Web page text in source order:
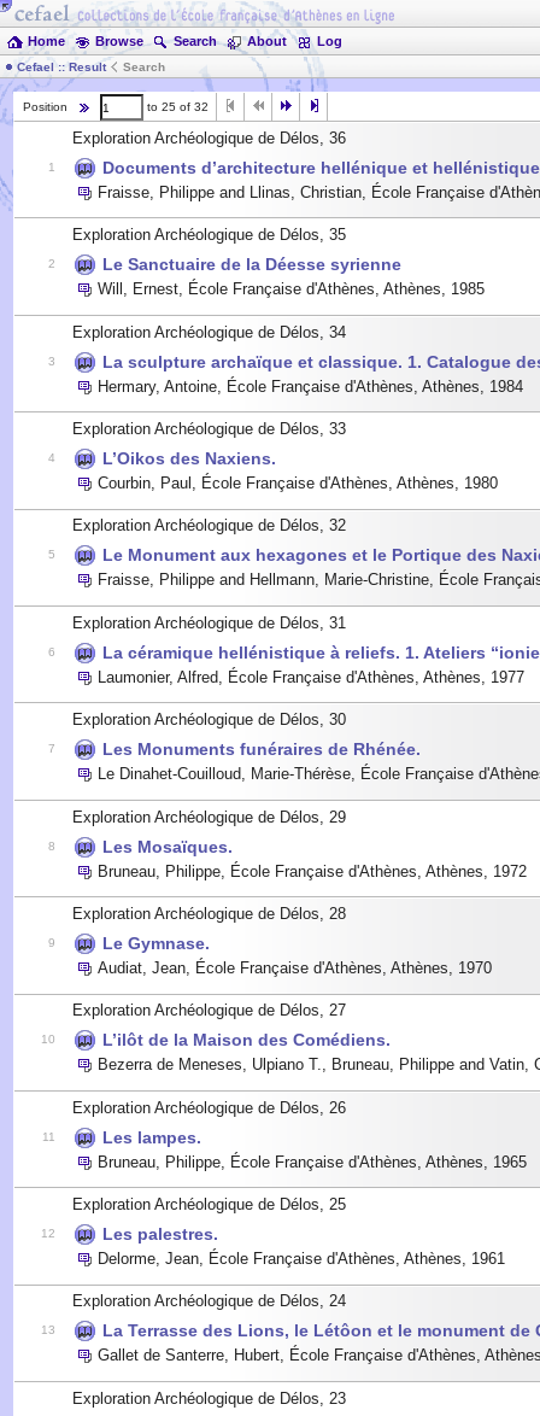
Home Browse Search About Log
Cefael :: Result Search
Position to 25 of 32
Exploration Archéologique de Délos, 36
1 Documents d’architecture hellénique et hellénistique
Fraisse, Philippe and Llinas, Christian École Française
Exploration Archéologique de Délos, 35
2 Le Sanctuaire de la Déesse syrienne
Will, Ernest, École Française d'Athènes, Athènes, 1985
Exploration Archéologique de Délos, 34
3 La sculpture archaïque et classique. 1. Catalogue
Hermary, Antoine École Française d'Athènes, Athènes 1984
Exploration Archéologique de Délos, 33
4 L’Oikos des Naxiens.
Courbin, Paul École Française d'Athènes, Athènes 1980
Exploration Archéologique de Délos, 32
5 Le Monument aux hexagones et le Portique des
Fraisse, Philippe and Hellmann, Marie-Christine, École
Exploration Archéologique de Délos, 31
6 La céramique hellénistique à reliefs. 1. Ateliers
Laumonier, Alfred École Française d'Athènes, Athènes 1977
Exploration Archéologique de Délos, 30
7 Les Monuments funéraires de Rhénée.
Le Dinahet-Couilloud, Marie-Thérèse, École Française
Exploration Archéologique de Délos, 29
8 Les Mosaïques.
Bruneau, Philippe École Française d'Athènes, Athènes 1972
Exploration Archéologique de Délos, 28
9 Le Gymnase.
Audiat, Jean École Française d'Athènes, Athènes 1970
Exploration Archéologique de Délos, 27
10 L’ilôt de la Maison des Comédiens.
Bezerra de Meneses, Ulpiano T., Bruneau, Philippe and Vatin,
Exploration Archéologique de Délos, 26
11 Les lampes.
Bruneau, Philippe École Française d'Athènes, Athènes 1965
Exploration Archéologique de Délos, 25
12 Les palestres.
Delorme, Jean École Française d'Athènes, Athènes 1961
Exploration Archéologique de Délos, 24
13 La Terrasse des Lions, le Létôon et le monument de
Gallet de Santerre, Hubert, École Française d'Athènes,
Exploration Archéologique de Délos, 23